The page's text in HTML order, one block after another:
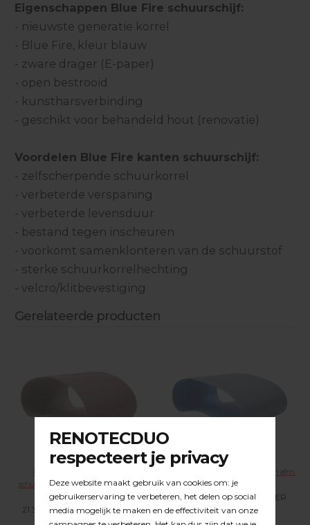
Eigenschappen Blue Fire schuurschijf:
- nieuwste generatie korrel
- Blue Fire, kleur blauw
- zware drager (E-paper)
- open bestrooid
- kunstharsverbinding
- geschikt voor behandeld hout (renovatie)
Voordelen Blue Fire kanten schuurschijf:
- zelfscherpende schuurkorrel
- verbeterde verspaning
- verbeterde levensduur
- bestand tegen inscheuren
- voorkomt samenklonteren van de schuurstof
- sterke schuurkorrelhechting
- velcro/klitbevestiging
Gerelateerde producten
NORTON Aluminiumoxide
schuurbanden afm. 200 x 750 mm.
R230
21.30.XXX KLIK VOOR MEER
NORTON Norzon schuurbanden afm.
200 x 750 mm. R817
21.31.XXX KLIK VOOR MEER